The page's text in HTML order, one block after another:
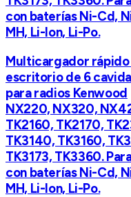
con baterías Ni-Cd,
MH, Li-Ion, Li-Po.
Multicargador
escritorio de 6
para radios Kenwood
NX220, NX320,
TK2160, TK2170,
TK3140, TK3160,
TK3173, TK3360.
con baterías Ni-Cd,
MH, Li-Ion, Li-Po.